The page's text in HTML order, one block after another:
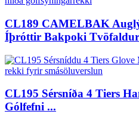
CL189 CAMELBAK
Íþróttir Bakpoki
CL195 Sérsníða 4 Tiers
Gólfefni ...